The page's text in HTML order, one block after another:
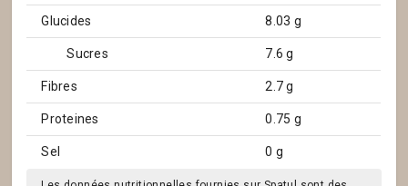
Glucides 8.03 g
Sucres 7.6 g
Fibres 2.7 g
Proteines 0.75 g
Sel 0 g